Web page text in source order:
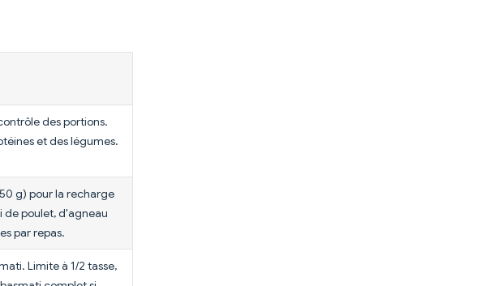
des portions.
et des légumes.
g) pour la recharge
de poulet, d'agneau
par repas.
Limite à 1/2 tasse,